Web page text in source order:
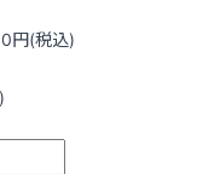
円(税込)